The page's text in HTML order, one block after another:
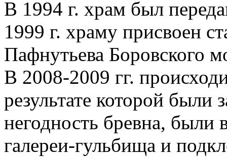
В 1994 г. храм был
1999 г. храму присвоен
Пафнутьева Боровского
В 2008-2009 гг.
результате которой
негодность бревна, были
галереи-гульбища и